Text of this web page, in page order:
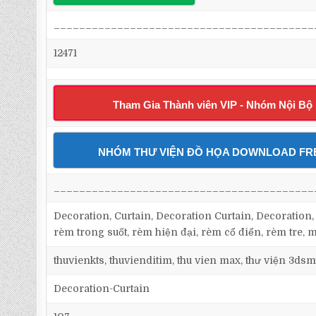
12471
Tham Gia Thành viên VIP - Nhóm Nội Bộ
NHÓM THƯ VIỆN ĐỒ HỌA DOWNLOAD
Decoration, Curtain, Decoration Curtain,
rèm trong suốt, rèm hiện đại, rèm cổ điển, rèm tre,
thuvienkts, thuvienditim, thu vien max, thư viện
Decoration-Curtain